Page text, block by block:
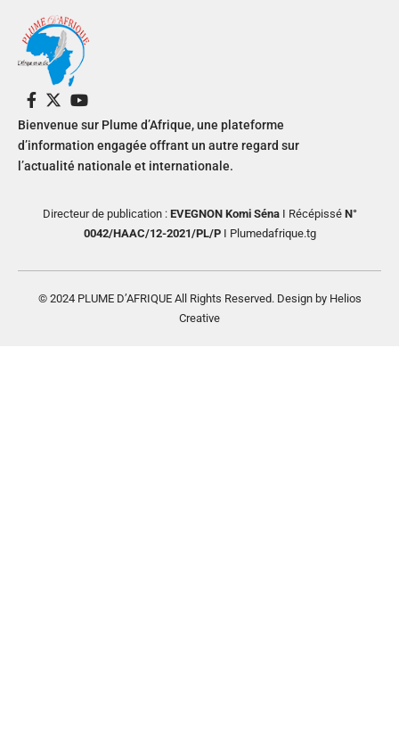
Bienvenue sur Plume d’Afrique, une plateforme
d’information engagée offrant un autre regard sur
l’actualité nationale et internationale.
Directeur de publication : EVEGNON Komi SénaI RécépisséN°
0042/HAAC/12-2021/PL/PI Plumedafrique.tg
© 2024 PLUME D’AFRIQUE All Rights Reserved. Design by Helios
Creative